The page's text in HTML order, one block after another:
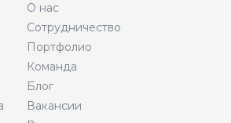
О нас
Сотрудничество
Портфолио
Команда
Блог
Вакансии